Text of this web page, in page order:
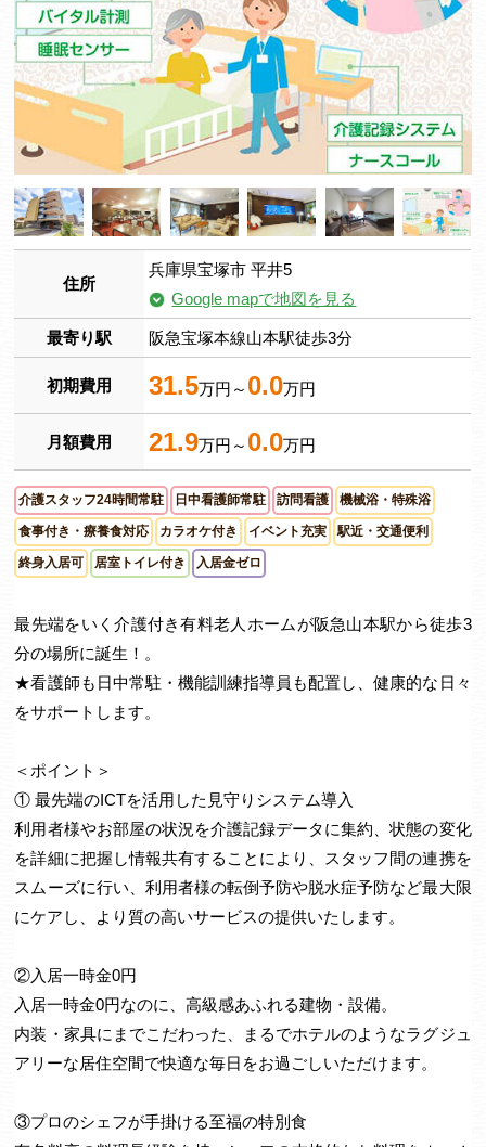
住所
兵庫県宝塚市 平井5
Google mapで地図を見る
最寄り駅 阪急宝塚本線山本駅徒歩3分
初期費用 31.5万円～ 0.0万円
月額費用 21.9万円～ 0.0万円
介護スタッフ24時間常駐 日中看護師常駐 訪問看護 機械浴・特殊浴
食事付き・療養食対応 カラオケ付き イベント充実 駅近・交通便利
終身入居可 居室トイレ付き 入居金ゼロ
最先端をいく介護付き有料老人ホームが阪急山本駅から徒歩3
分の場所に誕生！。
★看護師も日中常駐・機能訓練指導員も配置し、健康的な日々
をサポートします。
＜ポイント＞
① 最先端のICTを活用した見守りシステム導入
利用者様やお部屋の状況を介護記録データに集約、状態の変化
を詳細に把握し情報共有することにより、スタッフ間の連携を
スムーズに行い、利用者様の転倒予防や脱水症予防など最大限
にケアし、より質の高いサービスの提供いたします。
②入居一時金0円
入居一時金0円なのに、高級感あふれる建物・設備。
内装・家具にまでこだわった、まるでホテルのようなラグジュ
アリーな居住空間で快適な毎日をお過ごしいただけます。
③プロのシェフが手掛ける至福の特別食